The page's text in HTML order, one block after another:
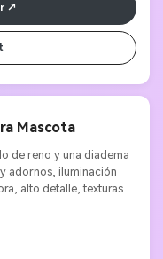
Mascota
de reno y una diadema
adornos, iluminación
alto detalle, texturas